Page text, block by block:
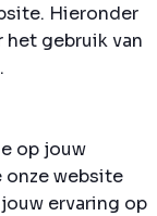
Hieronder
gebruik van
op jouw
onze website
ervaring op